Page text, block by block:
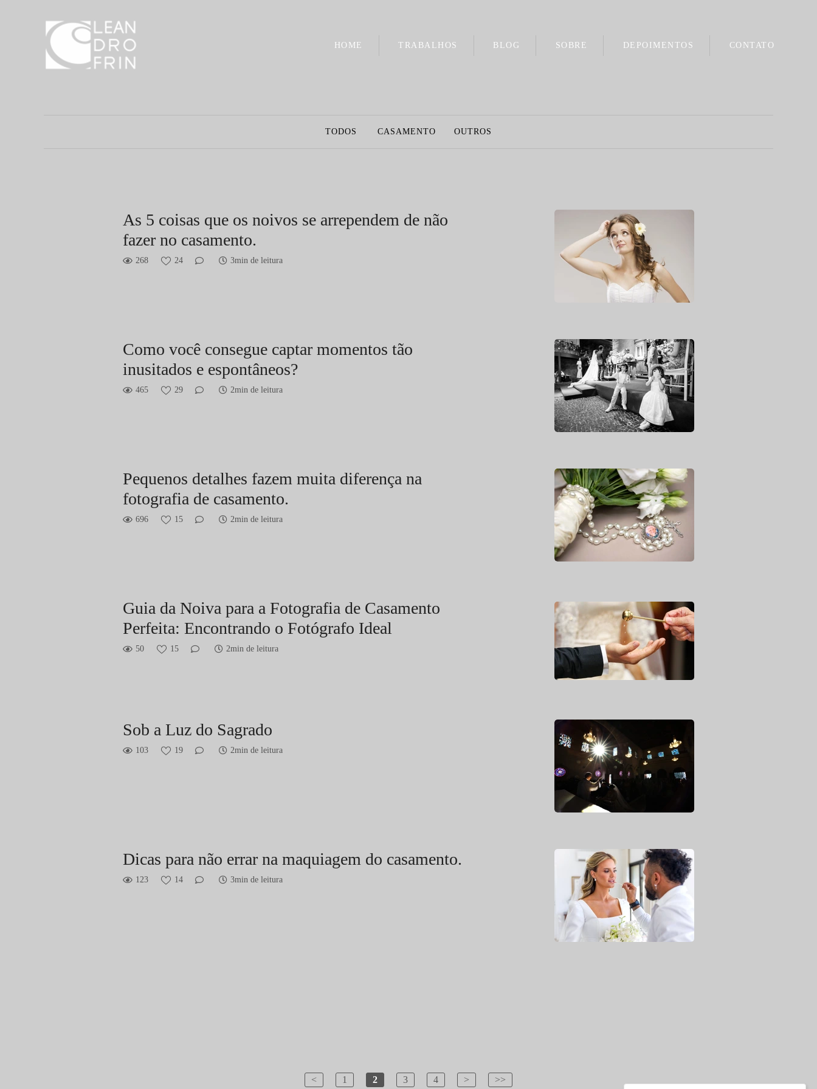
HOME TRABALHOS BLOG SOBRE DEPOIMENTOS CONTATO
TODOS CASAMENTO OUTROS
As 5 coisas que os noivos se arrependem de não
fazer no casamento.
268 24 3min de leitura
Como você consegue captar momentos tão
inusitados e espontâneos?
465 29 2min de leitura
Pequenos detalhes fazem muita diferença na
fotografia de casamento.
696 15 2min de leitura
Guia da Noiva para a Fotografia de Casamento
Perfeita: Encontrando o Fotógrafo Ideal
50 15 2min de leitura
Sob a Luz do Sagrado
103 19 2min de leitura
Dicas para não errar na maquiagem do casamento.
123 14 3min de leitura
< 1 2 3 4 > >>